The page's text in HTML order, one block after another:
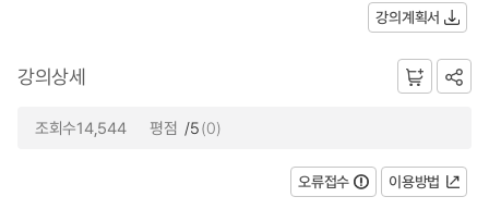
강의계획서
강의상세
조회수14,544 평점 /5(0)
오류접수 이용방법